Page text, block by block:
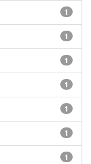
1
1
1
1
1
1
1